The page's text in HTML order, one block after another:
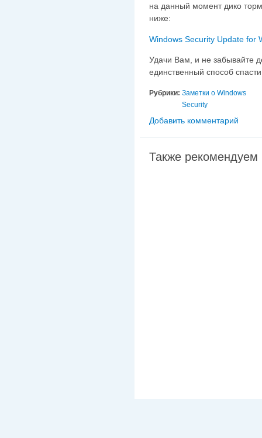
на данный момент дико
ниже:
Windows Security Update for
Удачи Вам, и не забывайте
единственный способ
Рубрики: Заметки о Windows
Security
Добавить комментарий
Также рекомендуем